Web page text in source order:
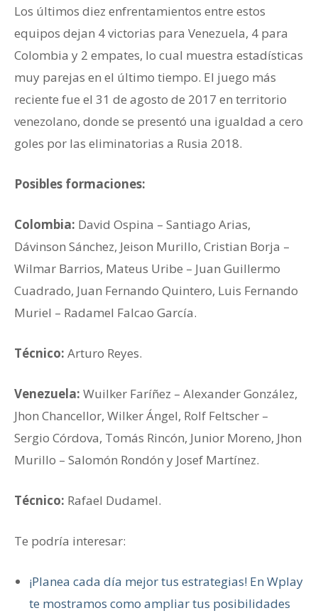
Los últimos diez enfrentamientos entre estos
equipos dejan 4 victorias para Venezuela, 4 para
Colombia y 2 empates, lo cual muestra estadísticas
muy parejas en el último tiempo. El juego más
reciente fue el 31 de agosto de 2017 en territorio
venezolano, donde se presentó una igualdad a cero
goles por las eliminatorias a Rusia 2018.
Posibles formaciones:
Colombia: David Ospina – Santiago Arias,
Dávinson Sánchez, Jeison Murillo, Cristian Borja –
Wilmar Barrios, Mateus Uribe – Juan Guillermo
Cuadrado, Juan Fernando Quintero, Luis Fernando
Muriel – Radamel Falcao García.
Técnico: Arturo Reyes.
Venezuela: Wuilker Faríñez – Alexander González,
Jhon Chancellor, Wilker Ángel, Rolf Feltscher –
Sergio Córdova, Tomás Rincón, Junior Moreno, Jhon
Murillo – Salomón Rondón y Josef Martínez.
Técnico: Rafael Dudamel.
Te podría interesar:
¡Planea cada día mejor tus estrategias! En Wplay
te mostramos como ampliar tus posibilidades